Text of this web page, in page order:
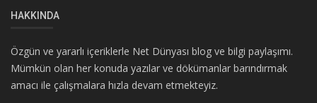
HAKKINDA
Özgün ve yararlı içeriklerle Net Dünyası blog ve bilgi paylaşımı.
Mümkün olan her konuda yazılar ve dökümanlar barındırmak
amacı ile çalışmalara hızla devam etmekteyiz.